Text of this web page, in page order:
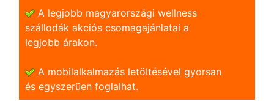
A legjobb magyarországi wellness
szállodák akciós csomagajánlatai a
legjobb árakon.
A mobilalkalmazás letöltésével gyorsan
és egyszerũen foglalhat.